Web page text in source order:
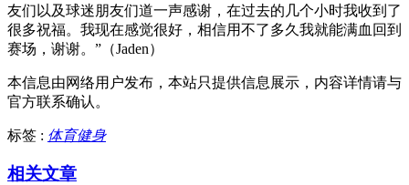
友们以及球迷朋友们道一声感谢，在过去的几个小时我收到了
很多祝福。我现在感觉很好，相信用不了多久我就能满血回到
赛场，谢谢。”（Jaden）
本信息由网络用户发布， 本站只提供信息展示，内容详情请与
官方联系确认。
标签 : 体育健身
相关文章